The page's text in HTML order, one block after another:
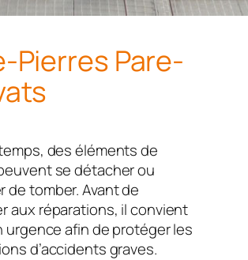
Pierres Pare-
des éléments de
se détacher ou
de tomber. Avant de
aux réparations, il convient
urgence afin de protéger les
d’accidents graves.